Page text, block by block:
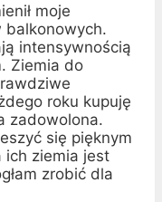
moje
balkonowych.
intensywnością
Ziemia do
roku kupuję
zadowolona.
się pięknym
ich ziemia jest
zrobić dla